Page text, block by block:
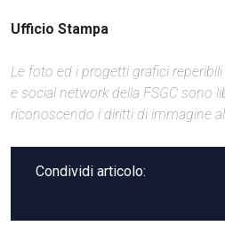
Ufficio Stampa
Le foto ed i progetti grafici
e social network della FSGC sono
riconoscendo i diritti di immagine
Condividi articolo: